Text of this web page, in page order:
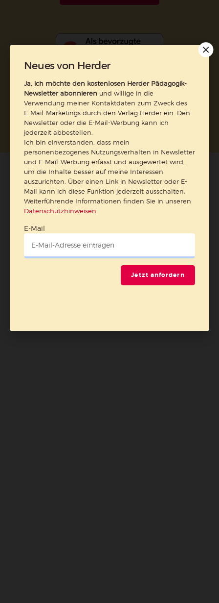
Nach oben
Neues von Herder
Ja, ich möchte den kostenlosen Herder Pädagogik-
Newsletter abonnieren und willige in die
Verwendung meiner Kontaktdaten zum Zweck des
E-Mail-Marketings durch den Verlag Herder ein. Den
Newsletter oder die E-Mail-Werbung kann ich
jederzeit abbestellen.
Ich bin einverstanden, dass mein
personenbezogenes Nutzungsverhalten in Newsletter
und E-Mail-Werbung erfasst und ausgewertet wird,
um die Inhalte besser auf meine Interessen
auszurichten. Über einen Link in Newsletter oder E-
Mail kann ich diese Funktion jederzeit ausschalten.
Weiterführende Informationen finden Sie in unseren
Datenschutzhinweisen
E-Mail
Jetzt anfordern